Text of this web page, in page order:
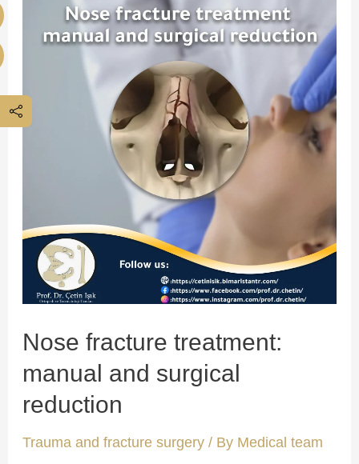
Nose fracture treatment:
manual and surgical
reduction
Trauma and fracture surgery / By Medical team